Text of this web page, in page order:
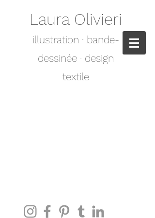
Laura Olivieri
illustration · bande-
dessinée · design
textile